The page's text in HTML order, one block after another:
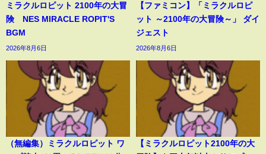
ミラクルロピット 2100年の大冒
険 NES MIRACLE ROPIT'S
BGM
2026年8月6日
【ファミコン】「ミラクルロピ
ット ～2100年の大冒険～」 ダイ
ジェスト
2026年8月6日
（無編集）ミラクルロピット ワ
【ミラクルロピット2100年の大